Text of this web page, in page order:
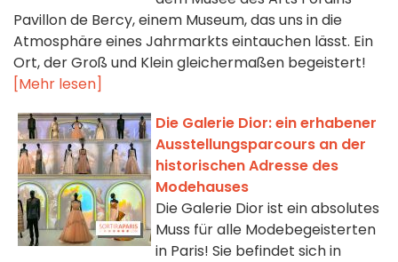
Pavillon de Bercy, einem Museum, das uns in die
Atmosphäre eines Jahrmarkts eintauchen lässt. Ein
Ort, der Groß und Klein gleichermaßen begeistert!
[Mehr lesen]
Die Galerie Dior: ein erhabener
Ausstellungsparcours an der
historischen Adresse des
Modehauses
Die Galerie Dior ist ein absolutes
Muss für alle Modebegeisterten
in Paris! Sie befindet sich in